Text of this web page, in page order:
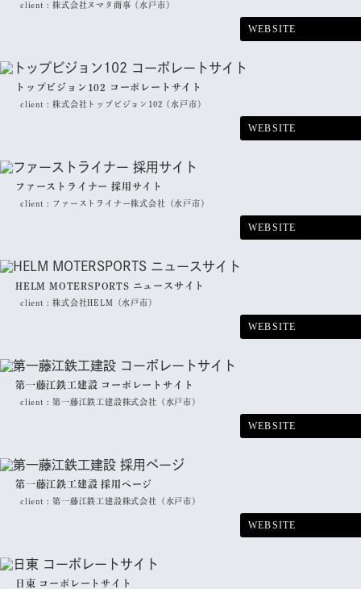
client :株式会社ヌマタ商事（水戸市）
WEBSITE
トップビジョン102 コーポレートサイト
client :株式会社トップビジョン102（水戸市）
WEBSITE
ファーストライナー 採用サイト
client : ファーストライナー株式会社（水戸市）
WEBSITE
HELM MOTERSPORTS ニュースサイト
client :株式会社HELM（水戸市）
WEBSITE
第一藤江鉄工建設 コーポレートサイト
client :第一藤江鉄工建設株式会社（水戸市）
WEBSITE
第一藤江鉄工建設 採用ページ
client :第一藤江鉄工建設株式会社（水戸市）
WEBSITE
日東 コーポレートサイト